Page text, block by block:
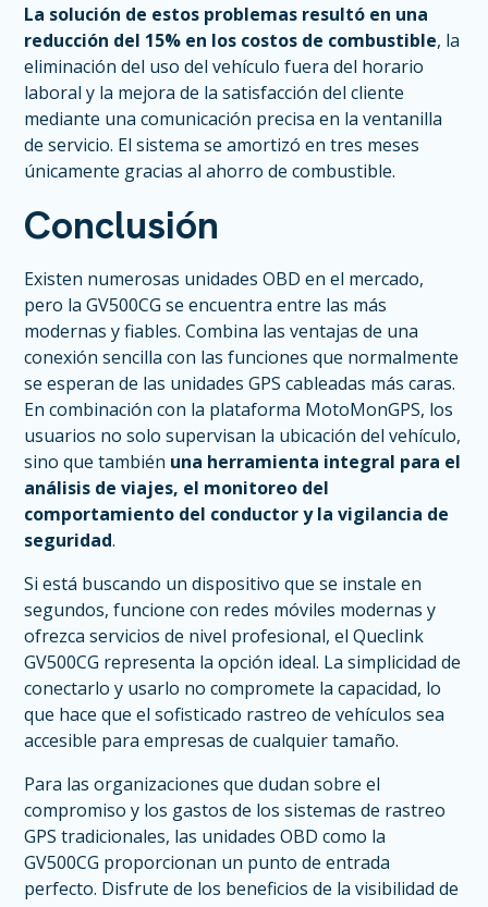
La solución de estos problemas resultó en una
reducción del 15% en los costos de combustible, la
eliminación del uso del vehículo fuera del horario
laboral y la mejora de la satisfacción del cliente
mediante una comunicación precisa en la ventanilla
de servicio. El sistema se amortizó en tres meses
únicamente gracias al ahorro de combustible.
Conclusión
Existen numerosas unidades OBD en el mercado,
pero la GV500CG se encuentra entre las más
modernas y fiables. Combina las ventajas de una
conexión sencilla con las funciones que normalmente
se esperan de las unidades GPS cableadas más caras.
En combinación con la plataforma MotoMonGPS, los
usuarios no solo supervisan la ubicación del vehículo,
sino que también una herramienta integral para el
análisis de viajes, el monitoreo del
comportamiento del conductor y la vigilancia de
seguridad.
Si está buscando un dispositivo que se instale en
segundos, funcione con redes móviles modernas y
ofrezca servicios de nivel profesional, el Queclink
GV500CG representa la opción ideal. La simplicidad de
conectarlo y usarlo no compromete la capacidad, lo
que hace que el sofisticado rastreo de vehículos sea
accesible para empresas de cualquier tamaño.
Para las organizaciones que dudan sobre el
compromiso y los gastos de los sistemas de rastreo
GPS tradicionales, las unidades OBD como la
GV500CG proporcionan un punto de entrada
perfecto. Disfrute de los beneficios de la visibilidad de